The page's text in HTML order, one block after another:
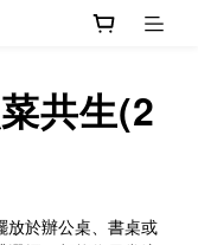
共生(2
放於辦公桌、書桌或